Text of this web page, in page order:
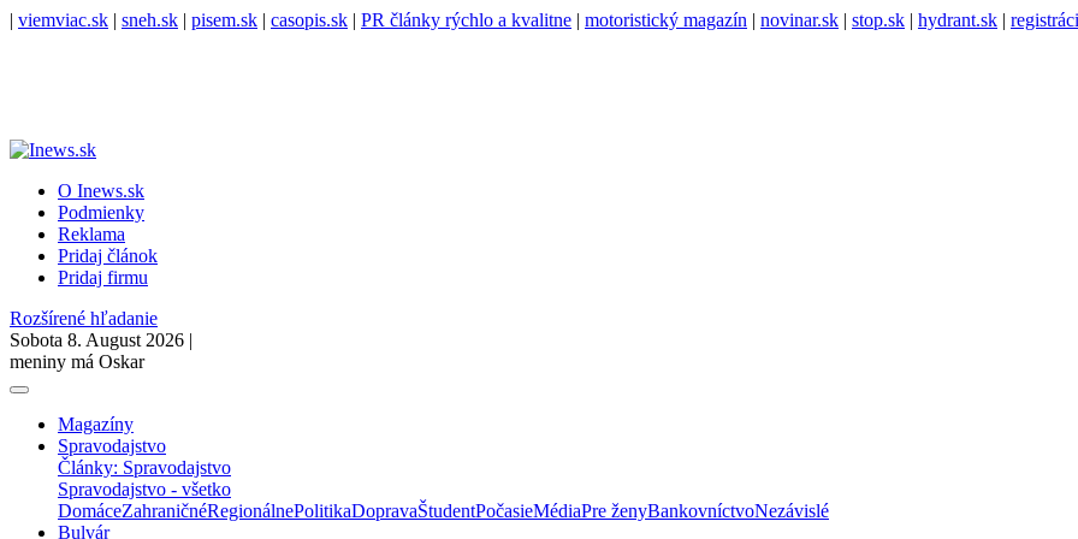
| viemviac.sk | sneh.sk | pisem.sk | casopis.sk | PR články rýchlo a kvalitne | motoristický magazín | novinar.sk | stop.sk | hydrant.sk |
O Inews.sk
Podmienky
Reklama
Pridaj článok
Pridaj firmu
Rozšírené hľadanie
Sobota 8. August 2026 |
meniny má Oskar
Magazíny
Spravodajstvo
Články: Spravodajstvo
Spravodajstvo - všetko
DomáceZahraničnéRegionálnePolitikaDopravaŠtudentPočasieMédiaPre ženyBankovníctvoNezávislé
Bulvár